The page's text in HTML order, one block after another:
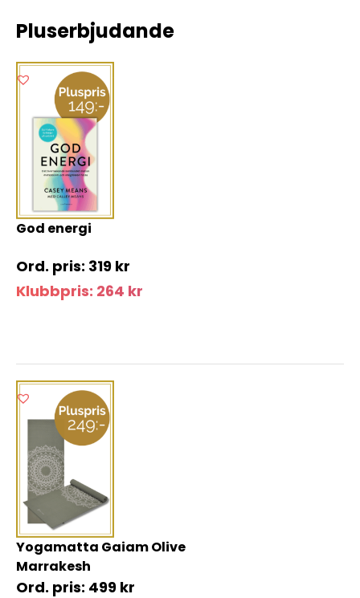
Pluserbjudande
God energi
319 kr
Klubbpris: 264 kr
Yogamatta Gaiam Olive
Marrakesh
499 kr